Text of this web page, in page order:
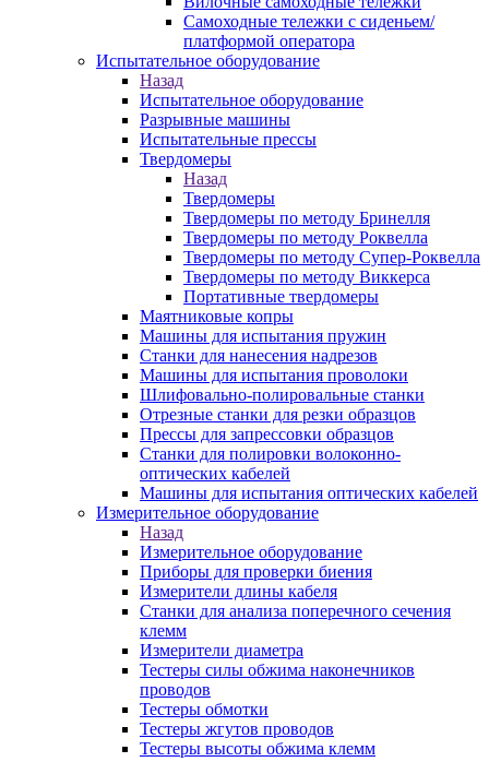
Самоходные тележки с сиденьем/
платформой оператора
Испытательное оборудование
Назад
Испытательное оборудование
Разрывные машины
Испытательные прессы
Твердомеры
Назад
Твердомеры
Твердомеры по методу Бринелля
Твердомеры по методу Роквелла
Твердомеры по методу Супер-Роквелла
Твердомеры по методу Виккерса
Портативные твердомеры
Маятниковые копры
Машины для испытания пружин
Станки для нанесения надрезов
Машины для испытания проволоки
Шлифовально-полировальные станки
Отрезные станки для резки образцов
Прессы для запрессовки образцов
Станки для полировки волоконно-
оптических кабелей
Машины для испытания оптических кабелей
Измерительное оборудование
Назад
Измерительное оборудование
Приборы для проверки биения
Измерители длины кабеля
Станки для анализа поперечного сечения
клемм
Измерители диаметра
Тестеры силы обжима наконечников
проводов
Тестеры обмотки
Тестеры жгутов проводов
Тестеры высоты обжима клемм